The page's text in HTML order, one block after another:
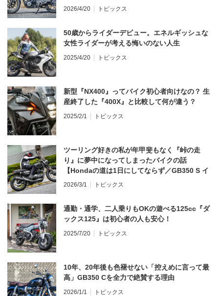
う？
2026/4/20 トピックス
50歳からライダーデビュー。エネルギッシュな
女性ライダーが考える悔いのない人生
2025/4/20 トピックス
新型『NX400』ってバイク初心者向けなの？ 生
産終了した『400X』と比較して何が違う？
2025/2/1 トピックス
ツーリング好きの私が年甲斐もなく『峠の走
り』に夢中になってしまったバイクの話
【Hondaの道は1日にしてならず／GB350 S イ
ンプレ・レビュー 前編】
2026/3/1 トピックス
通勤・通学、二人乗りもOKの遊べる125cc『ダ
ックス125』は初心者の人も安心！
2025/7/20 トピックス
10年、20年後も色褪せない「控えめに言って最
高」GB350 Cを全力で絶賛する理由
2026/1/1 トピックス